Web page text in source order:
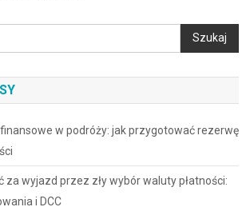
Szukaj
w podróży: jak przygotować rezerwę
za wyjazd przez zły wybór waluty płatności:
i DCC